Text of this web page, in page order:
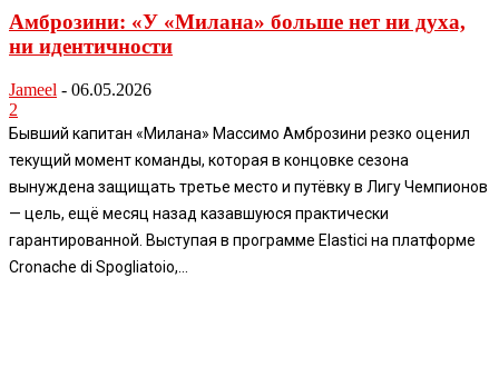
Амброзини: «У «Милана» больше нет ни духа,
ни идентичности
Jameel - 06.05.2026
2
Бывший капитан «Милана» Массимо Амброзини резко оценил
текущий момент команды, которая в концовке сезона
вынуждена защищать третье место и путёвку в Лигу Чемпионов
— цель, ещё месяц назад казавшуюся практически
гарантированной. Выступая в программе Elastici на платформе
Cronache di Spogliatoio,...